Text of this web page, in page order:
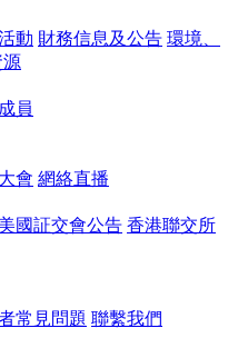
動 財務信息及公告 環境、
源
員
會 網絡直播
美國証交會公告 香港聯交所
常見問題 聯繫我們